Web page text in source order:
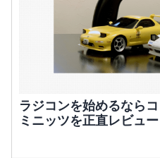
ラジコンを始めるなら
ミニッツを正直レビュー